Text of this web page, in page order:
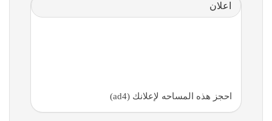
اعلان
احجز هذه المساحه لإعلانك (ad4)